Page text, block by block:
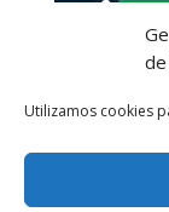
Utilizamos cookies